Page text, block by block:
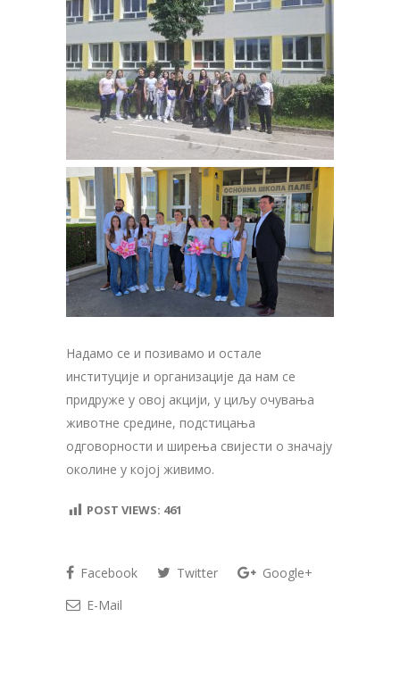
Надамо се и позивамо и остале
институције и организације да нам се
придруже у овој акцији, у циљу очувања
животне средине, подстицања
одговорности и ширења свијести о значају
околине у којој живимо.
POST VIEWS: 461
Facebook Twitter
Google+
E-Mail